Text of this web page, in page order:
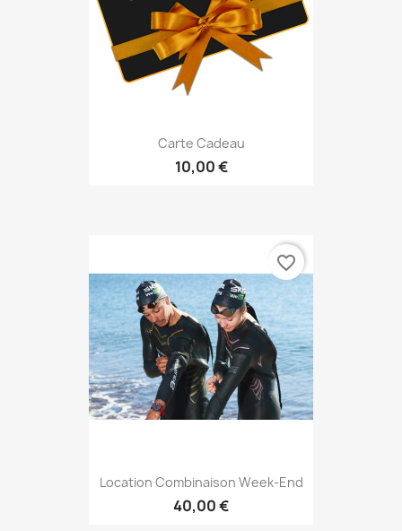
Carte Cadeau
10,00 €
Location Combinaison Week-End
40,00 €
favorite_border